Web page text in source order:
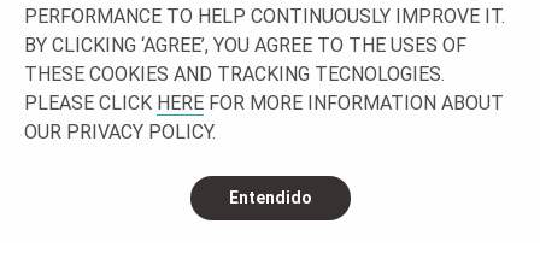
PERFORMANCE TO HELP CONTINUOUSLY IMPROVE IT.
BY CLICKING ‘AGREE’, YOU AGREE TO THE USES OF
THESE COOKIES AND TRACKING TECNOLOGIES.
PLEASE CLICK HERE FOR MORE INFORMATION ABOUT
OUR PRIVACY POLICY.
Entendido